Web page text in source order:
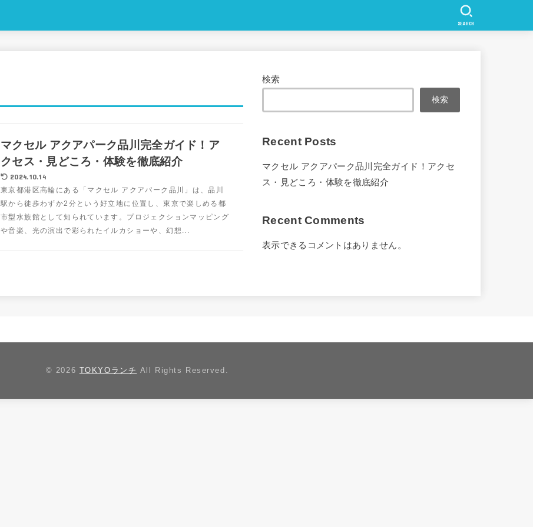
SEARCH
マクセル アクアパーク品川完全ガイド！ア
クセス・見どころ・体験を徹底紹介
2024.10.14
東京都港区高輪にある「マクセル アクアパーク品川」は、品川
駅から徒歩わずか2分という好立地に位置し、東京で楽しめる都
市型水族館として知られています。プロジェクションマッピング
や音楽、光の演出で彩られたイルカショーや、幻想...
検索
検索
Recent Posts
マクセル アクアパーク品川完全ガイド！アクセ
ス・見どころ・体験を徹底紹介
Recent Comments
表示できるコメントはありません。
© 2026 TOKYOランチ All Rights Reserved.